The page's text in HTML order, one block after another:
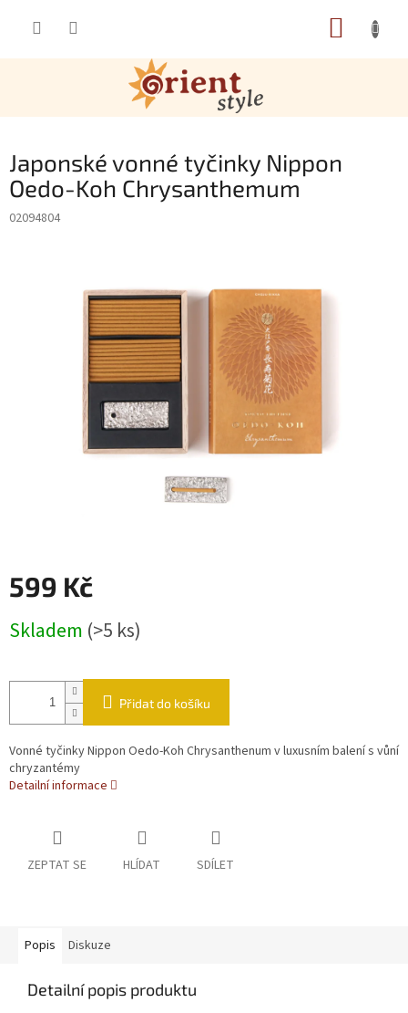
Japonské vonné tyčinky Nippon
Oedo-Koh Chrysanthemum
02094804
599 Kč
Skladem (>5 ks)
Přidat do košíku
Vonné tyčinky Nippon Oedo-Koh Chrysanthenum v luxusním balení s vůní
chryzantémy
Detailní informace
ZEPTAT SE HLÍDAT SDÍLET
Popis Diskuze
Detailní popis produktu